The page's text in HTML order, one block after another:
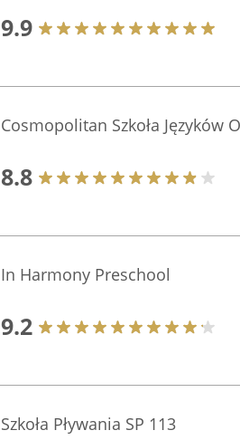
9.9
Cosmopolitan Szkoła Języków
8.8
In Harmony Preschool
9.2
Szkoła Pływania SP 113